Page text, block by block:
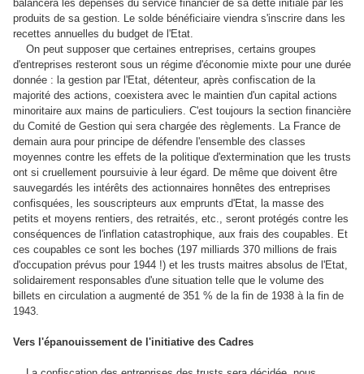
balancera les dépenses du service financier de sa dette initiale par les
produits de sa gestion. Le solde bénéficiaire viendra s'inscrire dans les
recettes annuelles du budget de l'Etat.
On peut supposer que certaines entreprises, certains groupes
d'entreprises resteront sous un régime d'économie mixte pour une durée
donnée : la gestion par l'Etat, détenteur, après confiscation de la
majorité des actions, coexistera avec le maintien d'un capital actions
minoritaire aux mains de particuliers. C'est toujours la section financière
du Comité de Gestion qui sera chargée des règlements. La France de
demain aura pour principe de défendre l'ensemble des classes
moyennes contre les effets de la politique d'extermination que les trusts
ont si cruellement poursuivie à leur égard. De même que doivent être
sauvegardés les intérêts des actionnaires honnêtes des entreprises
confisquées, les souscripteurs aux emprunts d'Etat, la masse des
petits et moyens rentiers, des retraités, etc., seront protégés contre les
conséquences de l'inflation catastrophique, aux frais des coupables. Et
ces coupables ce sont les boches (197 milliards 370 millions de frais
d'occupation prévus pour 1944 !) et les trusts maitres absolus de l'Etat,
solidairement responsables d'une situation telle que le volume des
billets en circulation a augmenté de 351 % de la fin de 1938 à la fin de
1943.
Vers l'épanouissement de l'initiative des Cadres